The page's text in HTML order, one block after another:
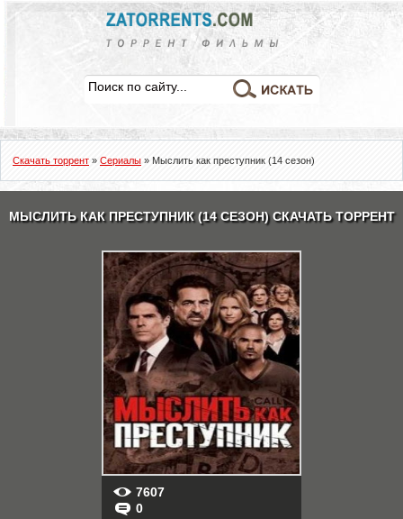
Скачать торрент » Сериалы » Мыслить как преступник (14 сезон)
МЫСЛИТЬ КАК ПРЕСТУПНИК (14 СЕЗОН) СКАЧАТЬ ТОРРЕНТ
7607
0